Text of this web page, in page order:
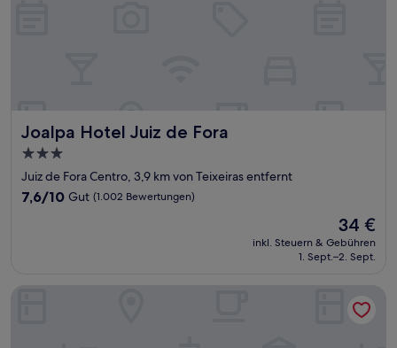
Joalpa Hotel Juiz de Fora
Joalpa Hotel Juiz de Fora
3.0-
Sterne-
Unterkunft
Juiz de Fora Centro, 3,9 km von Teixeiras entfernt
7.6
7,6/10 Gut (1.002 Bewertungen)
Der
Preis
beträgt
34 €
inkl. Steuern & Gebühren
1. Sept.–2. Sept.
Constantino Hotel